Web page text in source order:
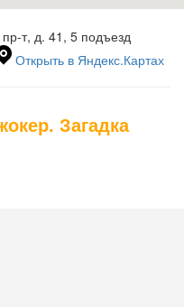
т, д. 41, 5 подъезд
Открыть в Яндекс.Картах
Загадка